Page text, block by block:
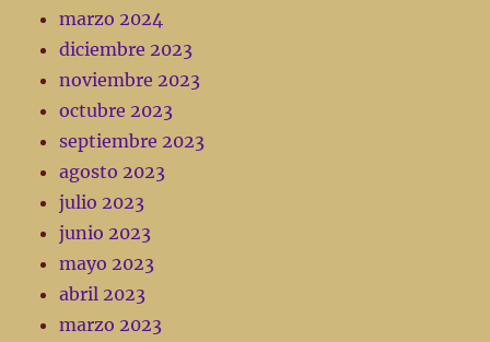
marzo 2024
diciembre 2023
noviembre 2023
octubre 2023
septiembre 2023
agosto 2023
julio 2023
junio 2023
mayo 2023
abril 2023
marzo 2023